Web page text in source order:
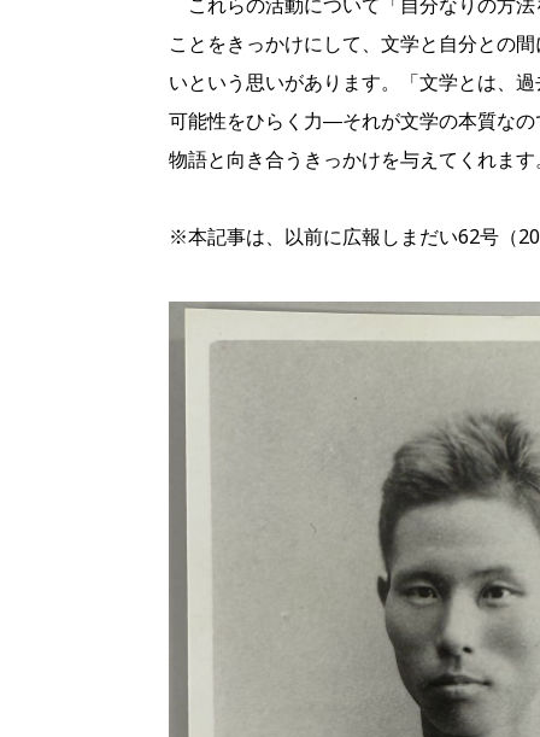
ことをきっかけにして、文学と自分との
いという思いがあります。「文学とは、
可能性をひらく力―それが文学の本質な
物語と向き合うきっかけを与えてくれます
※本記事は、以前に広報しまだい62号（